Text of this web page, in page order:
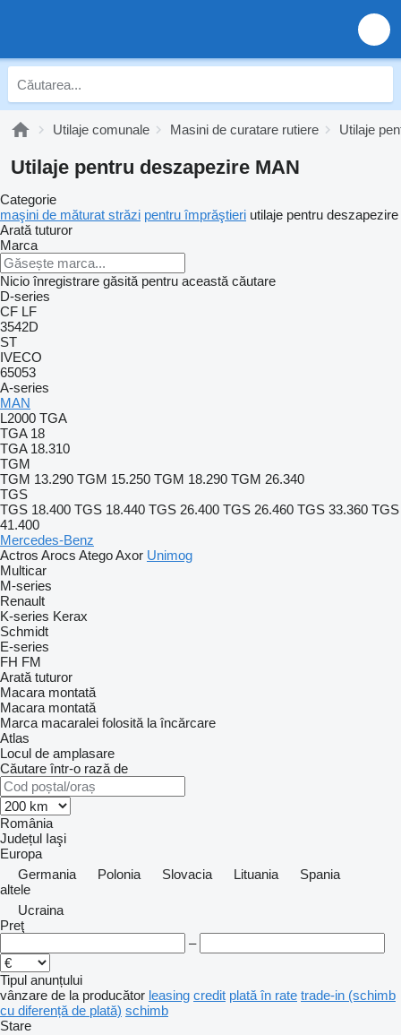
Utilaje comunale Masini de curatare rutiere Utilaje
Utilaje pentru deszapezire MAN
Categorie
maşini de măturat străzi pentru împrăştieri utilaje pentru deszapezire
Arată tuturor
Marca
Nicio înregistrare găsită pentru această căutare
D-series
CF LF
3542D
ST
IVECO
65053
A-series
MAN
L2000 TGA
TGA 18
TGA 18.310
TGM
TGM 13.290 TGM 15.250 TGM 18.290 TGM 26.340
TGS
TGS 18.400 TGS 18.440 TGS 26.400 TGS 26.460 TGS 33.360 TGS
41.400
Mercedes-Benz
Actros Arocs AtegoAxor Unimog
Multicar
M-series
Renault
K-series Kerax
Schmidt
E-series
FH FM
Arată tuturor
Macara montată
Macara montată
Marca macaralei folosită la încărcare
Atlas
Locul de amplasare
Căutare într-o rază de
România
Județul Iaşi
Europa
Germania
Polonia Slovacia Lituania
Spania
altele
Ucraina
Preţ
–
Tipul anunțului
vânzare de la producător leasing credit plată în rate trade-in (schimb
cu diferență de plată) schimb
Stare